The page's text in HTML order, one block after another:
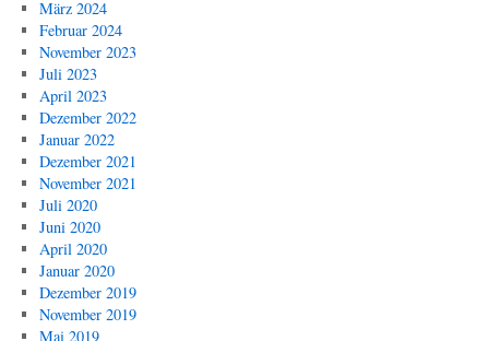
März 2024
Februar 2024
November 2023
Juli 2023
April 2023
Dezember 2022
Januar 2022
Dezember 2021
November 2021
Juli 2020
Juni 2020
April 2020
Januar 2020
Dezember 2019
November 2019
Mai 2019